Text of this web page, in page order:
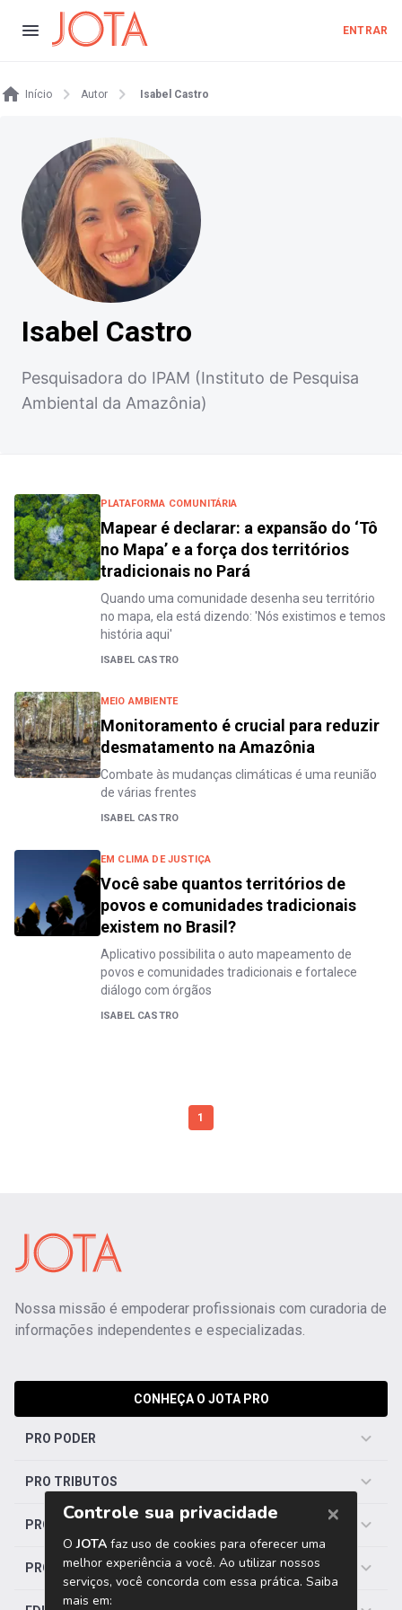
ENTRAR
Início Autor Isabel Castro
Isabel Castro
Pesquisadora do IPAM (Instituto de Pesquisa
Ambiental da Amazônia)
PLATAFORMA COMUNITÁRIA
Mapear é declarar: a expansão do ‘Tô
no Mapa’ e a força dos territórios
tradicionais no Pará
Quando uma comunidade desenha seu território
no mapa, ela está dizendo: 'Nós existimos e temos
história aqui'
ISABEL CASTRO
MEIO AMBIENTE
Monitoramento é crucial para reduzir
desmatamento na Amazônia
Combate às mudanças climáticas é uma reunião
de várias frentes
ISABEL CASTRO
EM CLIMA DE JUSTIÇA
Você sabe quantos territórios de
povos e comunidades tradicionais
existem no Brasil?
Aplicativo possibilita o auto mapeamento de
povos e comunidades tradicionais e fortalece
diálogo com órgãos
ISABEL CASTRO
1
Nossa missão é empoderar profissionais com curadoria de
informações independentes e especializadas.
CONHEÇA O JOTA PRO
PRO PODER
PRO TRIBUTOS
PRO TRABALHISTA
PRO SAÚDE